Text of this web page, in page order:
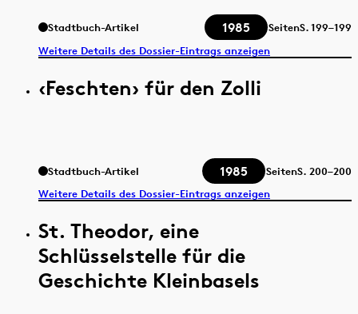
Stadtbuch-Artikel 1985 SeitenS.199–199
Weitere Details des Dossier-Eintrags anzeigen
‹Feschten› für den Zolli
Stadtbuch-Artikel 1985 SeitenS. 200–200
Weitere Details des Dossier-Eintrags anzeigen
St. Theodor, eine
Schlüsselstelle für die
Geschichte Kleinbasels